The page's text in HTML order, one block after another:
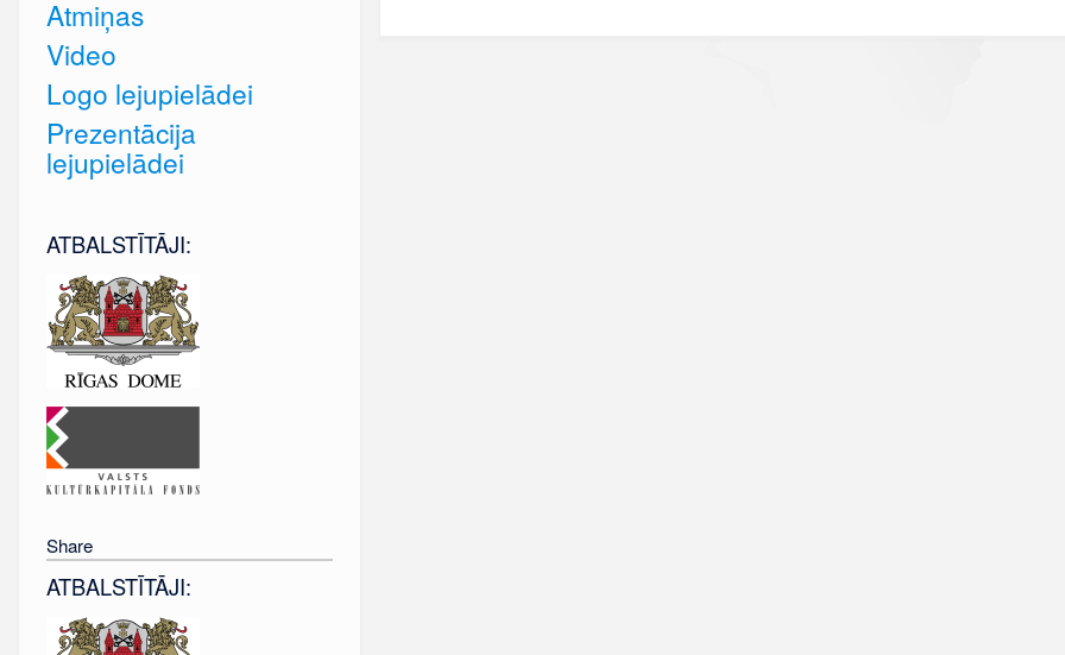
Atmiņas
Video
Logo lejupielādei
Prezentācija
lejupielādei
ATBALSTĪTĀJI:
Share
ATBALSTĪTĀJI: